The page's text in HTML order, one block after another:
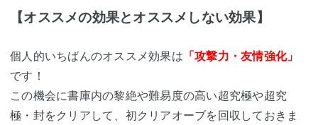
【オススメの効果とオススメしない効果】
個人的いちばんのオススメ効果は 「攻撃力・友情強化」
です！
この機会に書庫内の黎絶や難易度の高い超究極や超究
極・封をクリアして、初クリアオーブを回収しておきま